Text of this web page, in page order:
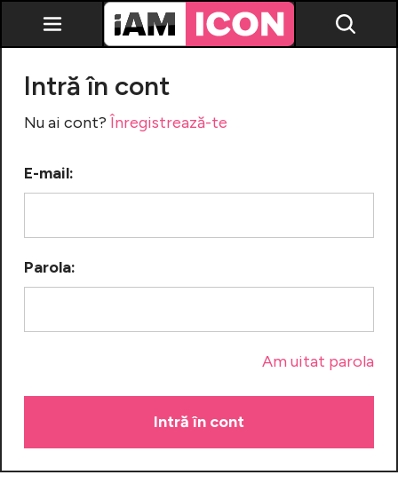
Emisiuni TV
Celebrități
Intră în cont
Nu ai cont?Înregistrează-te
E-mail:
Parola:
Am uitat parola